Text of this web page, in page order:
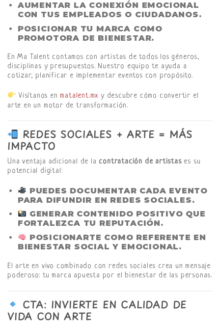
AUMENTAR LA CONEXIÓN EMOCIONAL
CON TUS EMPLEADOS O CIUDADANOS.
POSICIONAR TU MARCA COMO
PROMOTORA DE BIENESTAR.
En Ma Talent contamos con artistas de todos los géneros,
disciplinas y presupuestos. Nuestro equipo te ayuda a
cotizar, planificar e implementar eventos con propósito.
Visítanos enmatalent.mx y descubre cómo convertir el
arte en un motor de transformación.
REDES SOCIALES + ARTE = MÁS
IMPACTO
Una ventaja adicional de la contratación de artistases su
potencial digital:
PUEDES DOCUMENTAR CADA EVENTO
PARA DIFUNDIR EN REDES SOCIALES.
GENERAR CONTENIDO POSITIVO QUE
FORTALEZCA TU REPUTACIÓN.
POSICIONARTE COMO REFERENTE EN
BIENESTAR SOCIAL Y EMOCIONAL.
El arte en vivo combinado con redes sociales crea un mensaje
poderoso: tu marca apuesta por el bienestar de las personas.
CTA: INVIERTE EN CALIDAD DE
VIDA CON ARTE